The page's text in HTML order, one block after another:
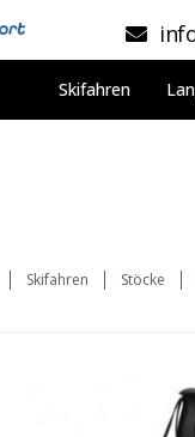
Skifahren
Skifahren Stöcke